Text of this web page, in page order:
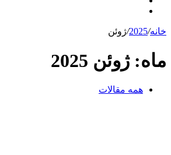
خانه/
2025
/ژوئن
ماه:ژوئن 2025
همه مقالات